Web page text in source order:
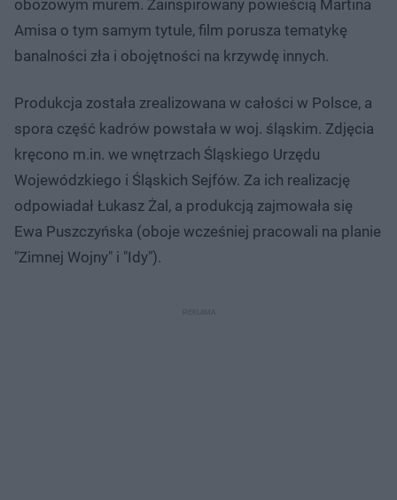
obozowym murem. Zainspirowany powieścią Martina
Amisa o tym samym tytule, film porusza tematykę
banalności zła i obojętności na krzywdę innych.
Produkcja została zrealizowana w całości w Polsce, a
spora część kadrów powstała w woj. śląskim. Zdjęcia
kręcono m.in. we wnętrzach Śląskiego Urzędu
Wojewódzkiego i Śląskich Sejfów. Za ich realizację
odpowiadał Łukasz Żal, a produkcją zajmowała się
Ewa Puszczyńska (oboje wcześniej pracowali na planie
"Zimnej Wojny" i "Idy").